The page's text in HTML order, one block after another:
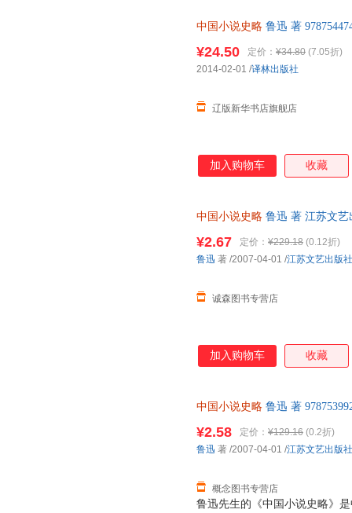
中国小说史略 鲁迅 著
¥24.50 定价： ¥34.80 (7.05折)
辽版新华书店旗舰店
2014-02-01 /译林出版社
加入购物车 收藏
中国小说史略 鲁迅 著 江苏文
¥2.67 定价： ¥229.18 (0.12折)
诚森图书专营店
鲁迅 著 /2007-04-01 /江苏文艺出版社
加入购物车 收藏
中国小说史略 鲁迅 著
鲁迅先生的《中国小说史略》
¥2.58 定价： ¥129.16 (0.2折)
概念图书专营店
鲁迅 著 /2007-04-01 /江苏文艺出版社